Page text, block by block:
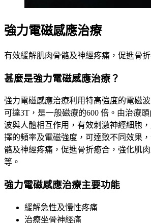
強力電磁感應治療
有效緩解肌肉骨骼及神經疼痛，促進骨
甚麼是強力電磁感應治療？
強力電磁感應治療利用特高強度的電磁
可達3T，是一般磁療的600 倍。由治療
波與人體相互作用，有效剌激神經細胞
擇的頻率及電磁強度，可達致不同效果
骼及神經疼痛，促進骨折癒合，強化肌
等。
強力電磁感應治療主要功能
緩解急性及慢性疼痛
治療坐骨神經痛